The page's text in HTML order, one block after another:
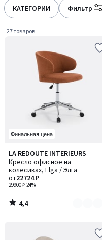
КАТЕГОРИИ Фильтр
27 товаров
Финальная цена
LA REDOUTE INTERIEURS
Кресло офисное на
колесиках, Elga / Элга
29900 ₽-24%
от22724 ₽
4,4
/ 5
Количество
цветов:
2
4,4
/